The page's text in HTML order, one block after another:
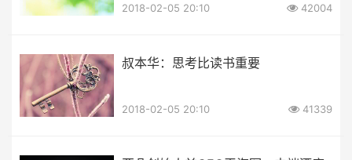
2018-02-05 20:10 42004
叔本华：思考比读书重要
2018-02-05 20:10 41339